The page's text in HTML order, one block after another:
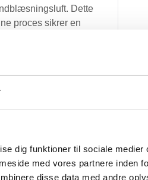
dig funktioner til sociale medier
med vores partnere inden
disse data med andre
Dette
proces sikrer en
på op til
brugen af
COP-værdier,